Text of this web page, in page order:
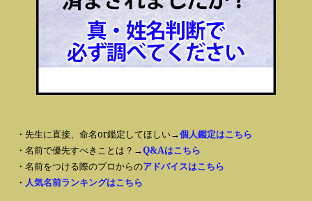
・先生に直接、命名or鑑定してほしい→個人鑑定はこちら
・名前で優先すべきことは？→Q&Aはこちら
・名前をつける際のプロからのアドバイスはこちら
・ 人気名前ランキングはこちら